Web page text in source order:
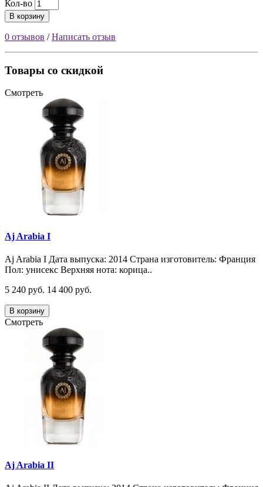
Кол-во
В корзину
0 отзывов /Написать отзыв
Товары со скидкой
Смотреть
Aj Arabia I
Aj Arabia I Дата выпуска: 2014 Страна изготовитель: Франция
Пол: унисекс Верхняя нота: корица..
5 240 руб. 14 400 руб.
В корзину
Смотреть
Aj Arabia II